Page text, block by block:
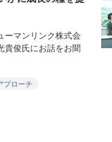
ーマンリンク株式会
貴俊氏にお話をお聞
プローチ